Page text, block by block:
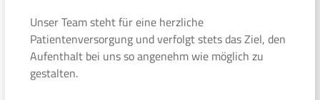
Unser Team steht für eine herzliche
Patientenversorgung und verfolgt stets das Ziel, den
Aufenthalt bei uns so angenehm wie möglich zu
gestalten.